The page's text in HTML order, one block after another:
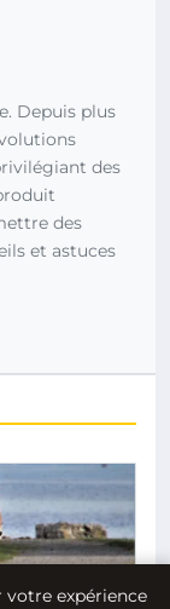
Depuis plus
des
des
et astuces
votre expérience